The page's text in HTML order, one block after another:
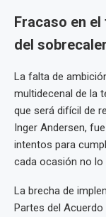
Fracaso en
del
La falta de
multidecenal de la
que será difícil de
Inger Andersen,
intentos para
cada ocasión no lo
La brecha de
Partes del